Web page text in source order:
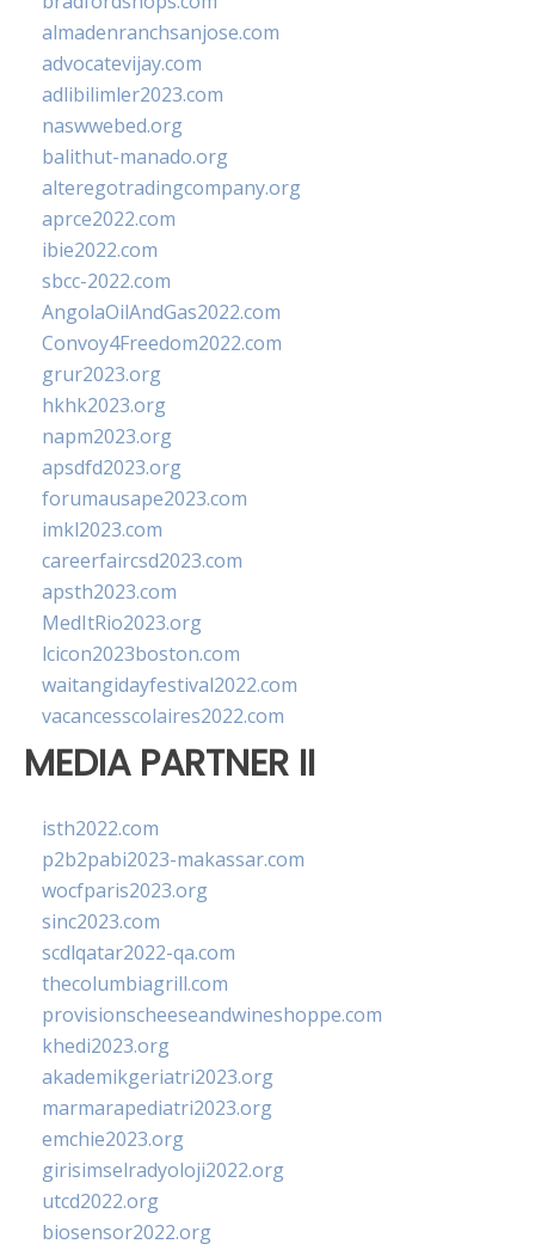
almadenranchsanjose.com
advocatevijay.com
adlibilimler2023.com
naswwebed.org
balithut-manado.org
alteregotradingcompany.org
aprce2022.com
ibie2022.com
sbcc-2022.com
AngolaOilAndGas2022.com
Convoy4Freedom2022.com
grur2023.org
hkhk2023.org
napm2023.org
apsdfd2023.org
forumausape2023.com
imkl2023.com
careerfaircsd2023.com
apsth2023.com
MedItRio2023.org
lcicon2023boston.com
waitangidayfestival2022.com
vacancesscolaires2022.com
MEDIA PARTNER II
isth2022.com
p2b2pabi2023-makassar.com
wocfparis2023.org
sinc2023.com
scdlqatar2022-qa.com
thecolumbiagrill.com
provisionscheeseandwineshoppe.com
khedi2023.org
akademikgeriatri2023.org
marmarapediatri2023.org
emchie2023.org
girisimselradyoloji2022.org
utcd2022.org
biosensor2022.org